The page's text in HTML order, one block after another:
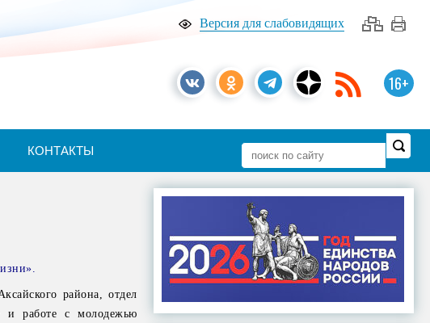
Версия для слабовидящих
16+
КОНТАКТЫ
района, отдел
и работе с молодежью